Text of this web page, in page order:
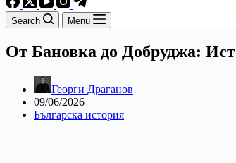
Search Menu
От Бановка до Добруджа:
Георги Драганов
09/06/2026
Българска история